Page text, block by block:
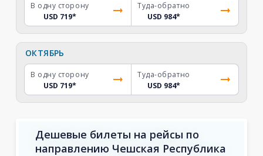
В одну сторону
USD 719*
Туда-обратно
USD 984*
ОКТЯБРЬ
В одну сторону
USD 719*
Туда-обратно
USD 984*
Дешевые билеты на рейсы по
направлению Чешская Республика